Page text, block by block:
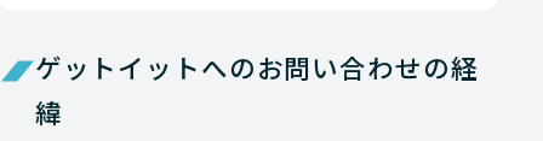
ゲットイットへのお問い合わせの経
緯